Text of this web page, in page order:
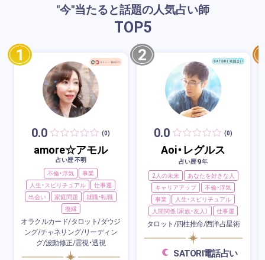
"今"当たると話題の人気占い師
TOP5
1
0.0 (0)
amore☆アモル
占い歴 不明
不倫・浮気
事業
人生・スピリチュアル
仕事運
出会い
家庭問題
就職・転職
復縁
オラクルカード/タロット/ダウジ
ング/チャネリング/リーディン
グ/波動修正/霊視・透視
2
0.0 (0)
Aoi・レグルス
占い歴9年
2人の未来
あなたを好きな人
キャリアアップ
不倫・浮気
事業
人生・スピリチュアル
人間関係（家族・友人）
仕事運
タロット/四柱推命/西洋占星術
SATORI電話占い